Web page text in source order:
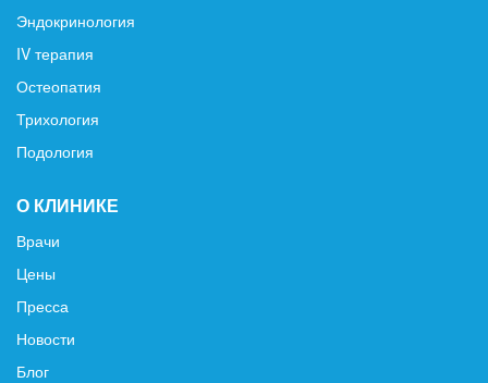
Эндокринология
IV терапия
Остеопатия
Трихология
Подология
О КЛИНИКЕ
Врачи
Цены
Пресса
Новости
Блог